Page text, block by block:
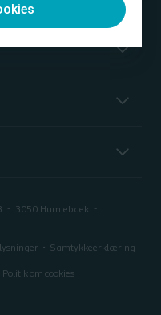
3050 Humlebaek
Samtykkeerklæring
Politik om cookies